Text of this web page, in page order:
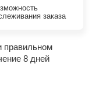
заказа
правильном
8 дней